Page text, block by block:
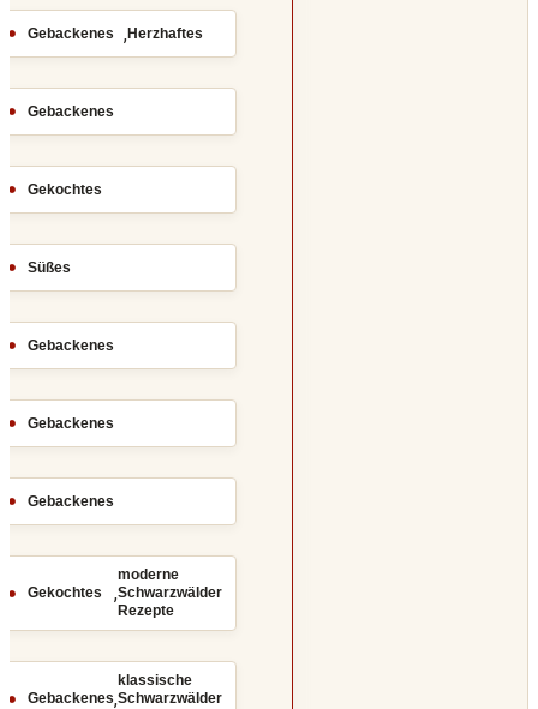
Gebackenes ,Herzhaftes
Gebackenes
Gekochtes
Süßes
Gebackenes
Gebackenes
Gebackenes
Gekochtes ,
moderne
Schwarzwälder
Rezepte
Gebackenes,
klassische
Schwarzwälder